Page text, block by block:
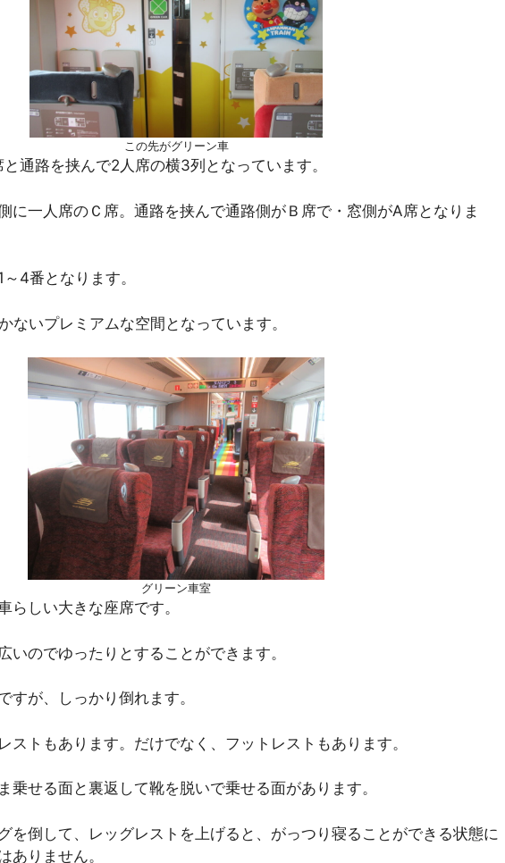
この先がグリーン車
通路を挟んで2人席の横3列となっています。
に一人席のＣ席。通路を挟んで通路側がＢ席で・窓側がA席となりま
4番となります。
ないプレミアムな空間となっています。
グリーン車室
らしい大きな座席です。
いのでゆったりとすることができます。
すが、しっかり倒れます。
ストもあります。だけでなく、フットレストもあります。
乗せる面と裏返して靴を脱いで乗せる面があります。
を倒して、レッグレストを上げると、がっつり寝ることができる状態に
ありません。